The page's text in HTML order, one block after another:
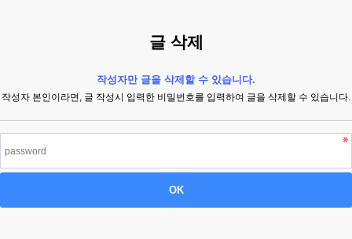
글 삭제
작성자만 글을 삭제할 수 있습니다.
작성자 본인이라면, 글 작성시 입력한 비밀번호를 입력하여 글을 삭제할 수 있습니다.